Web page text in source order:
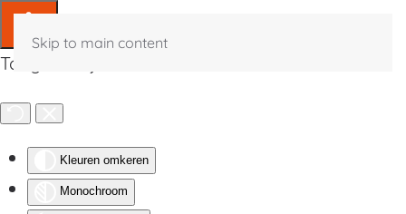
Toegankelijkheid
Kleuren omkeren
Monochroom
Skip to main content